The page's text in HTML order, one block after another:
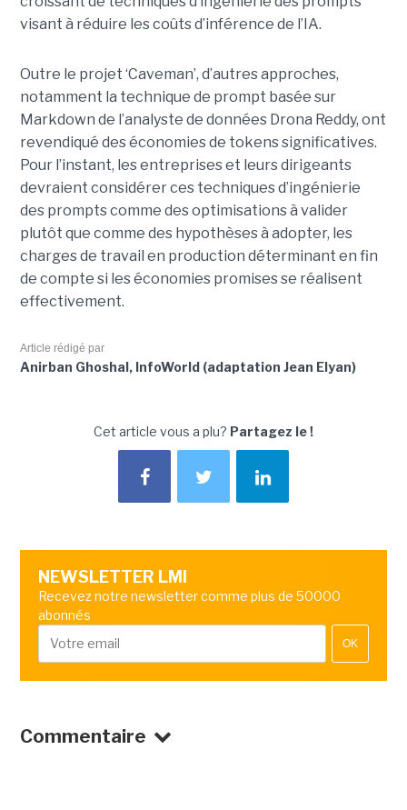
visant à réduire les coûts d’inférence de l’IA.
Outre le projet ‘Caveman’, d’autres approches,
notamment la technique de prompt basée sur
Markdown de l’analyste de données Drona Reddy, ont
revendiqué des économies de tokens significatives.
Pour l’instant, les entreprises et leurs dirigeants
devraient considérer ces techniques d’ingénierie
des prompts comme des optimisations à valider
plutôt que comme des hypothèses à adopter, les
charges de travail en production déterminant en fin
de compte si les économies promises se réalisent
effectivement.
Article rédigé par
Anirban Ghoshal, InfoWorld (adaptation Jean Elyan)
Cet article vous a plu? Partagez le !
NEWSLETTER LMI
Recevez notre newsletter comme plus de 50000
abonnés
OK
Commentaire